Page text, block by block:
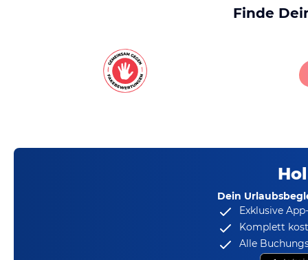
Finde
Dein
Exklusive
Komplett
Alle